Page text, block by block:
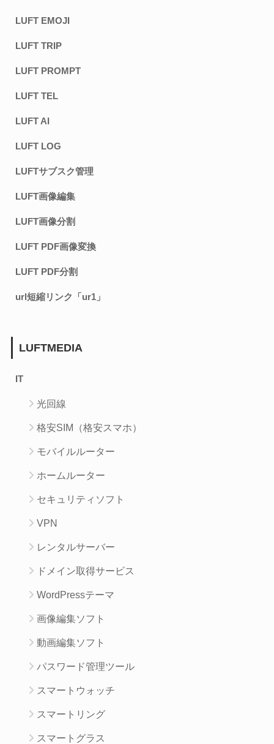
LUFT EMOJI
LUFT TRIP
LUFT PROMPT
LUFT TEL
LUFT AI
LUFT LOG
LUFTサブスク管理
LUFT画像編集
LUFT画像分割
LUFT PDF画像変換
LUFT PDF分割
url短縮リンク「ur1」
LUFTMEDIA
IT
光回線
格安SIM（格安スマホ）
モバイルルーター
ホームルーター
セキュリティソフト
VPN
レンタルサーバー
ドメイン取得サービス
WordPressテーマ
画像編集ソフト
動画編集ソフト
パスワード管理ツール
スマートウォッチ
スマートリング
スマートグラス